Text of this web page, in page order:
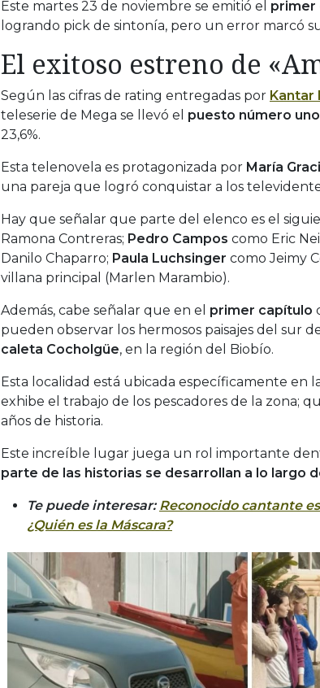
Este martes 23 de noviembre se emitió el primer
logrando pick de sintonía, pero un error marcó
El exitoso estreno de
Según las cifras de rating entregadas por Kantar
teleserie de Mega se llevó el puesto número
23,6%.
Esta telenovela es protagonizada por María
una pareja que logró conquistar a los
Hay que señalar que parte del elenco es el
Ramona Contreras; Pedro Campos como Eric
Danilo Chaparro; Paula Luchsinger como Jeimy
villana principal (Marlen Marambio).
Además, cabe señalar que en el primer capítulo
pueden observar los hermosos paisajes del sur
caleta Cocholgüe, en la región del Biobío.
Esta localidad está ubicada específicamente en
exhibe el trabajo de los pescadores de la zona;
años de historia.
Este increíble lugar juega un rol importante
parte de las historias se desarrollan a lo largo
Te puede interesar: Reconocido cantante
¿Quién es la Máscara?